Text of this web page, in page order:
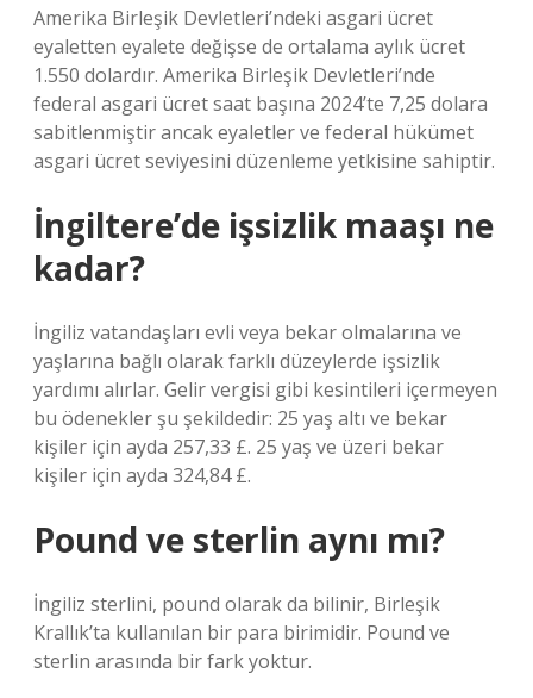
Amerika Birleşik Devletleri’ndeki asgari ücret
eyaletten eyalete değişse de ortalama aylık ücret
1.550 dolardır. Amerika Birleşik Devletleri’nde
federal asgari ücret saat başına 2024’te 7,25 dolara
sabitlenmiştir ancak eyaletler ve federal hükümet
asgari ücret seviyesini düzenleme yetkisine sahiptir.
İngiltere’de işsizlik maaşı ne
kadar?
İngiliz vatandaşları evli veya bekar olmalarına ve
yaşlarına bağlı olarak farklı düzeylerde işsizlik
yardımı alırlar. Gelir vergisi gibi kesintileri içermeyen
bu ödenekler şu şekildedir: 25 yaş altı ve bekar
kişiler için ayda 257,33 £. 25 yaş ve üzeri bekar
kişiler için ayda 324,84 £.
Pound ve sterlin aynı mı?
İngiliz sterlini, pound olarak da bilinir, Birleşik
Krallık’ta kullanılan bir para birimidir. Pound ve
sterlin arasında bir fark yoktur.